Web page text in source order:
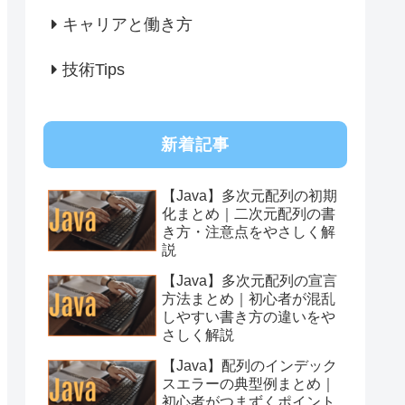
キャリアと働き方
技術Tips
新着記事
【Java】多次元配列の初期
化まとめ｜二次元配列の書
き方・注意点をやさしく解
説
【Java】多次元配列の宣言
方法まとめ｜初心者が混乱
しやすい書き方の違いをや
さしく解説
【Java】配列のインデック
スエラーの典型例まとめ｜